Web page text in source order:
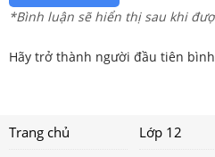
*Bình luận sẽ hiển thị sau khi
Hãy trở thành người đầu tiên
Trang chủ Lớp 12